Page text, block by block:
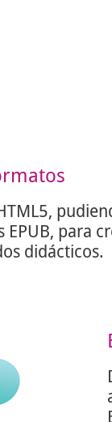
para
didácticos.